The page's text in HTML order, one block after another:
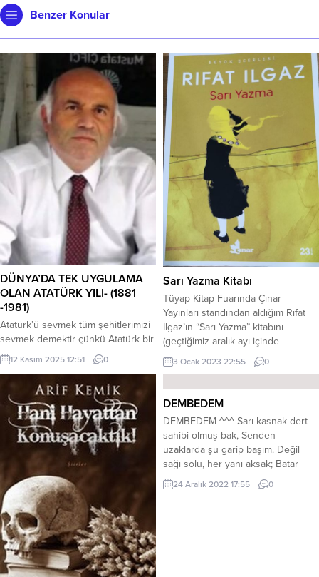
Benzer Konular
DÜNYA’DA TEK UYGULAMA
OLAN ATATÜRK YILI- (1881
-1981)
Atatürk’ü sevmek tüm şehitlerimizi
sevmek demektir çünkü Atatürk bir
kişi ismi değil, tüm vatanı adıdır.
Atatürk, yönetim şekli demektir.
Atatürk kadar saygı görülen başka
bir lider yoktur tüm Dünya’da…
Atatürk, eşi benzeri olmayan tek
devlet adamdır. * UNESCO-
Birleşmiş Milletler Eğitim, Bilim ve
Kültür Örgütü Amacı, “eğitim”,
“bilim”, “kültür”, “iletişim...
12 Kasım 2025 12:51 0
Sarı Yazma Kitabı
Tüyap Kitap Fuarında Çınar
Yayınları standından aldığım Rıfat
Ilgaz’ın “Sarı Yazma” kitabını
(geçtiğimiz aralık ayı içinde
yitirdiğimiz) Oğul Aydın Ilgaz’a
imzalatırken, kitabımı da imzalayıp
Enstitüleri içimizde bir yaradır.
tarihe vesika olsun diye bir de
fotoğraf çektirmiştik. (Şyiki de
çektirmişiz) Her kitabın, okuru...
3 Ocak 2023 22:55 0
DEMBEDEM
DEMBEDEM ^^^ Sarı kasnak dert
sahibi olmuş bak, Senden
uzaklarda şu garip başım. Değil
sağı solu, her yanı aksak; Batar
oldu göze kirpiğim kaşım. Adı ‘ingi’
denen dert indi dize, Sakrar oldu
24 Aralık 2022 17:55 0